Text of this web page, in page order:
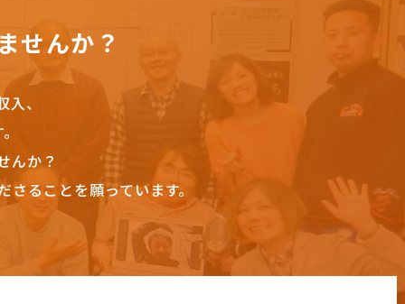
せんか？
、
んか？
ることを願っています。